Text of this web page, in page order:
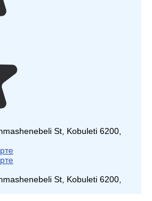
St, Kobuleti 6200,
St, Kobuleti 6200,